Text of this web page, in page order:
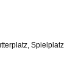
Spielplatz